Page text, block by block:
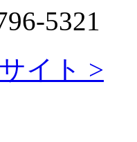
5321
イト >